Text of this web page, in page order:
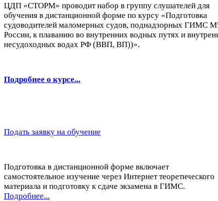
ЦДП «СТОРМ» проводит набор в группу слушателей для
обучения в дистанционной форме по курсу «Подготовка
судоводителей маломерных судов, поднадзорных ГИМС
России, к плаванию во внутренних водных путях и
несудоходных водах РФ (ВВП, ВП))».
Подробнее о курсе...
Подать заявку на обучение
Подготовка в дистанционной форме включает
самостоятельное изучение через Интернет теоретического
материала и подготовку к сдаче экзамена в ГИМС.
Подробнее...